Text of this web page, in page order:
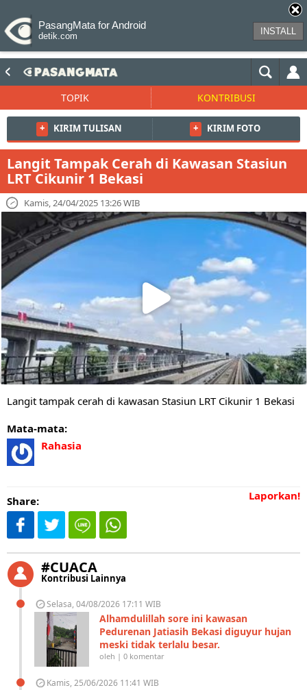
PasangMata for Android
detik.com INSTALL
TOPIK KONTRIBUSI
+ KIRIM TULISAN + KIRIM FOTO
Langit Tampak Cerah di Kawasan Stasiun
LRT Cikunir 1 Bekasi
Kamis, 24/04/2025 13:26 WIB
Langit tampak cerah di kawasan Stasiun LRT Cikunir 1 Bekasi
Mata-mata:
Rahasia
Laporkan!
Share:
#CUACA
Kontribusi Lainnya
Selasa, 04/08/2026 17:11 WIB
Alhamdulillah sore ini kawasan
Pedurenan Jatiasih Bekasi diguyur hujan
meski tidak terlalu besar.
oleh | 0 komentar
Kamis, 25/06/2026 11:41 WIB